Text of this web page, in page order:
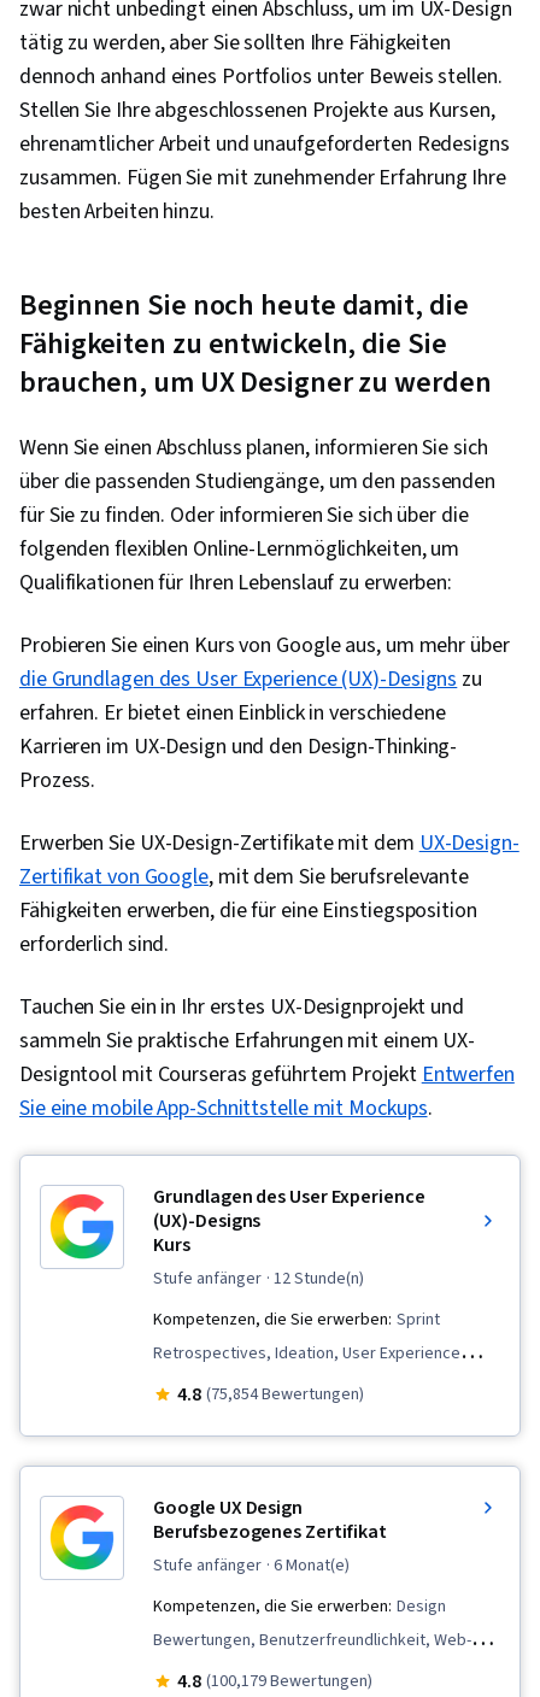
zwar nicht unbedingt einen Abschluss, um im UX-Design
tätig zu werden, aber Sie sollten Ihre Fähigkeiten
dennoch anhand eines Portfolios unter Beweis stellen.
Stellen Sie Ihre abgeschlossenen Projekte aus Kursen,
ehrenamtlicher Arbeit und unaufgeforderten Redesigns
zusammen. Fügen Sie mit zunehmender Erfahrung Ihre
besten Arbeiten hinzu.
Beginnen Sie noch heute damit, die
Fähigkeiten zu entwickeln, die Sie
brauchen, um UX Designer zu werden
Wenn Sie einen Abschluss planen, informieren Sie sich
über die passenden Studiengänge, um den passenden
für Sie zu finden. Oder informieren Sie sich über die
folgenden flexiblen Online-Lernmöglichkeiten, um
Qualifikationen für Ihren Lebenslauf zu erwerben:
Probieren Sie einen Kurs von Google aus, um mehr über
die Grundlagen des User Experience (UX)-Designszu
erfahren. Er bietet einen Einblick in verschiedene
Karrieren im UX-Design und den Design-Thinking-
Prozess.
Erwerben Sie UX-Design-Zertifikate mit demUX-Design-
Zertifikat von Google, mit dem Sie berufsrelevante
Fähigkeiten erwerben, die für eine Einstiegsposition
erforderlich sind.
Tauchen Sie ein in Ihr erstes UX-Designprojekt und
sammeln Sie praktische Erfahrungen mit einem UX-
Designtool mit Courseras geführtem ProjektEntwerfen
Sie eine mobile App-Schnittstelle mit Mockups.
Grundlagen des User Experience
(UX)-Designs
Kurs
stufe anfänger · 12 Stunde(n)
Kompetenzen, die Sie erwerben: Sprint
Retrospectives, Ideation, User Experience
Design, User Research, UI/UX Research,
Centered Design, Wireframing, Design Thinking,
Usability, Design, Design Research, Prototyping
4.8 (75,854 Bewertungen)
Google UX Design
Berufsbezogenes Zertifikat
stufe anfänger · 6 Monat(e)
Kompetenzen, die Sie erwerben: Design
Bewertungen, Benutzerfreundlichkeit, Web-
Design, Design der Benutzeroberfläche und
4.8 (100,179 Bewertungen)